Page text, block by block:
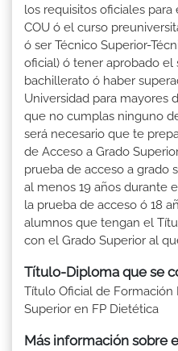
los requisitos oficiales
COU ó el curso
ó ser Técnico Superior-
oficial) ó tener aprobado
bachillerato ó haber
Universidad para mayores
que no cumplas ninguno
será necesario que te
de Acceso a Grado
prueba de acceso a grado
al menos 19 años durante
la prueba de acceso ó 18
alumnos que tengan el
con el Grado Superior al
Título-Diploma que se
Título Oficial de Formación
Superior en FP Dietética
Más información sobre